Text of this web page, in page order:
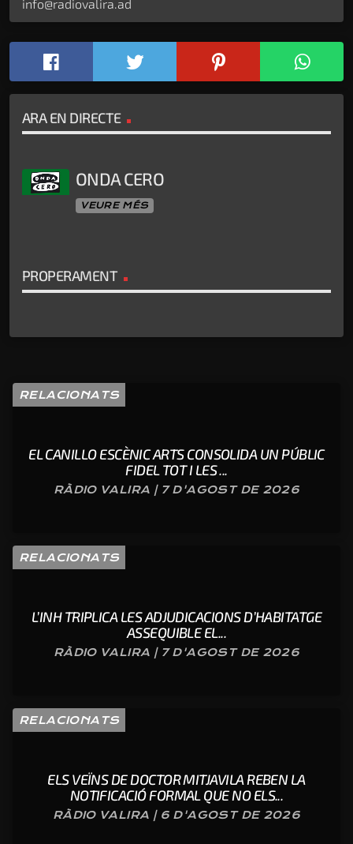
info@radiovalira.ad
ARA EN DIRECTE
ONDA CERO
VEURE MÉS
PROPERAMENT
RELACIONATS
EL CANILLO ESCÈNIC ARTS CONSOLIDA UN PÚBLIC
FIDEL TOT I LES ...
RÀDIO VALIRA | 7 D'AGOST DE 2026
RELACIONATS
L’INH TRIPLICA LES ADJUDICACIONS D’HABITATGE
ASSEQUIBLE EL...
RÀDIO VALIRA | 7 D'AGOST DE 2026
RELACIONATS
ELS VEÏNS DE DOCTOR MITJAVILA REBEN LA
NOTIFICACIÓ FORMAL QUE NO ELS...
RÀDIO VALIRA | 6 D'AGOST DE 2026